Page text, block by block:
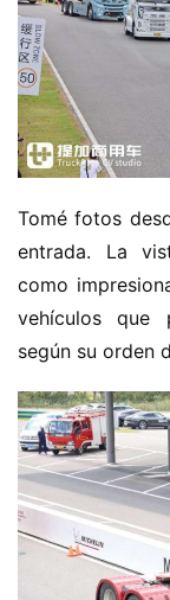
Tomé fotos
entrada. La
como
vehículos que
según su orden